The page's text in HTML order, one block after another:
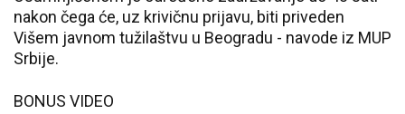
nakon čega će, uz krivičnu prijavu, biti priveden
Višem javnom tužilaštvu u Beogradu - navode iz MUP
Srbije.
BONUS VIDEO